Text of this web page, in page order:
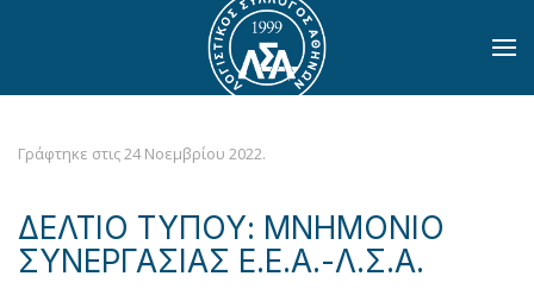
Skip to main content
Γράφτηκε στις24 Νοεμβρίου 2022.
ΔΕΛΤΙΟ ΤΥΠΟΥ: ΜΝΗΜΟΝΙΟ
ΣΥΝΕΡΓΑΣΙΑΣ Ε.Ε.Α.-Λ.Σ.Α.